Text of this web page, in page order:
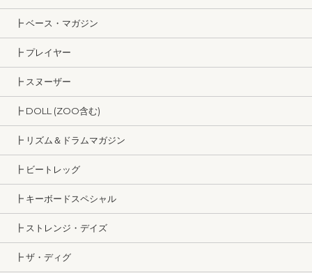
┣ ベース・マガジン
┣ プレイヤー
┣ スヌーザー
┣ DOLL (ZOO含む)
┣ リズム＆ドラムマガジン
┣ ビートレッグ
┣ キーボードスペシャル
┣ ストレンジ・デイズ
┣ ザ・ディグ